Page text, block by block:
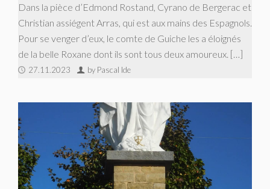
Dans la pièce d’Edmond Rostand, Cyrano de Bergerac et
Christian assiégent Arras, qui est aux mains des Espagnols.
Pour se venger d’eux, le comte de Guiche les a éloignés
de la belle Roxane dont ils sont tous deux amoureux. […]
27.11.2023 by Pascal Ide